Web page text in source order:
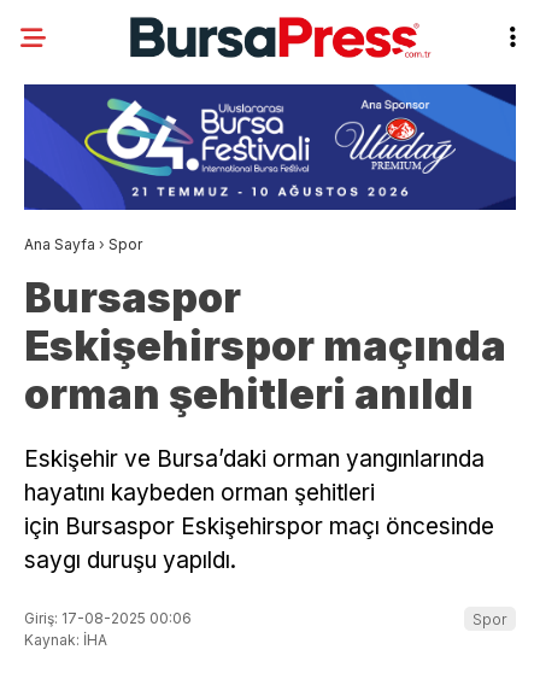
Ana Sayfa › Spor
Bursaspor
Eskişehirspor maçında
orman şehitleri anıldı
Eskişehir ve Bursa’daki orman yangınlarında
hayatını kaybeden orman şehitleri
için Bursaspor Eskişehirspor maçı öncesinde
saygı duruşu yapıldı.
Giriş: 17-08-2025 00:06
Kaynak: İHA
Spor